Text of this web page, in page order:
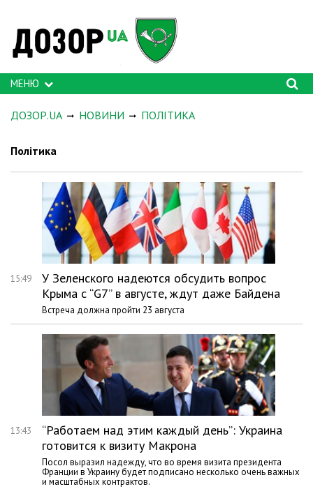
МЕНЮ
ДОЗОР.UA НОВИНИ ПОЛІТИКА
Політика
15:49
У Зеленского надеются обсудить вопрос
Крыма с “G7” в августе, ждут даже Байдена
Встреча должна пройти 23 августа
13:43
“Работаем над этим каждый день”: Украина
готовится к визиту Макрона
Посол выразил надежду, что во время визита президента
Франции в Украину будет подписано несколько очень важных
и масштабных контрактов.